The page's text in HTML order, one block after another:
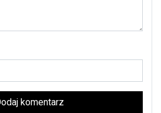
komentarz